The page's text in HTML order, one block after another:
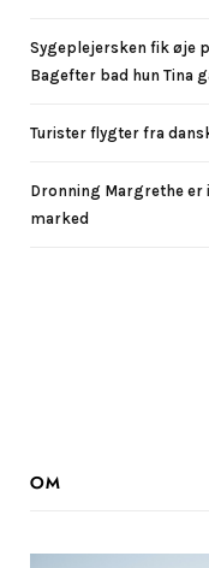
Sygeplejersken fik øje
Bagefter bad hun Tina
Turister flygter fra
Dronning Margrethe
marked
OM